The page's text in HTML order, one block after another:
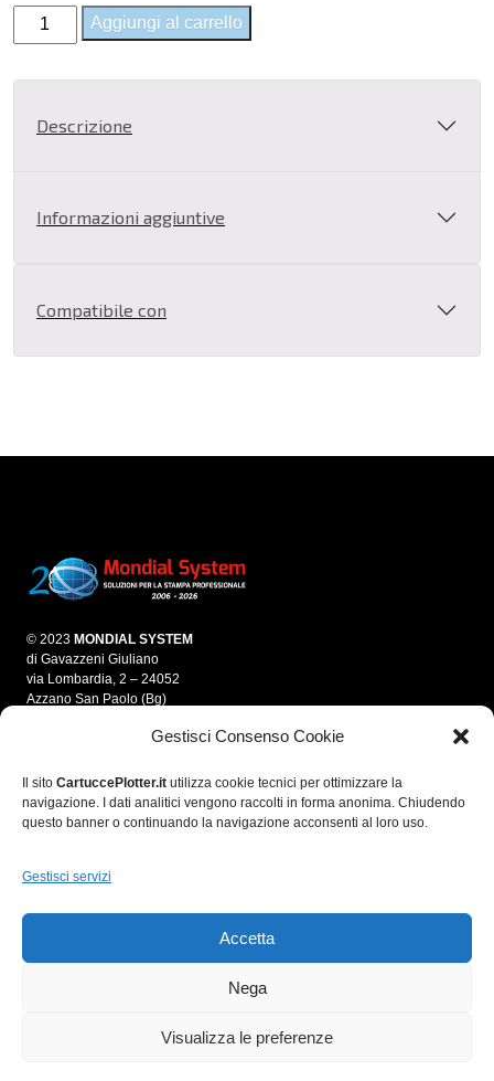
Gestisci Consenso Cookie
Il sito CartuccePlotter.it utilizza cookie tecnici per ottimizzare la
navigazione. I dati analitici vengono raccolti in forma anonima. Chiudendo
questo banner o continuando la navigazione acconsenti al loro uso.
Gestisci servizi
Accetta
Nega
Visualizza le preferenze
era:
185,57 €.
è:
144,74 €.
C1Q15A
-
Cartuccia
Giallo
Aggiungi al carrello
Descrizione
Informazioni aggiuntive
Compatibile con
© 2023 MONDIAL SYSTEM
di Gavazzeni Giuliano
via Lombardia, 2 – 24052
Azzano San Paolo (Bg)
info@mondialsystem.it
Fax 035 4595861
P.IVA 03280700166
C.F. GVZGLN70E05A794A